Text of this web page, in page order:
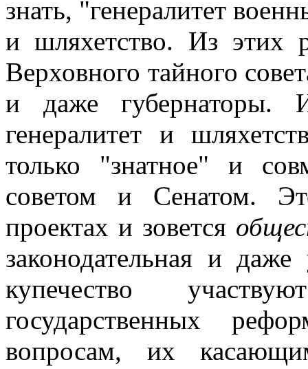
знать, "генералитет
и шляхетство. Из этих
Верховного тайного
и даже губернаторы.
генералитет и
только "знатное" и
советом и Сенатом.
проектах и зовется
законодательная и
купечество
государственных
вопросам, их